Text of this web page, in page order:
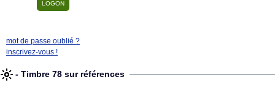
mot de passe oublié ?
inscrivez-vous !
- Timbre 78 sur références